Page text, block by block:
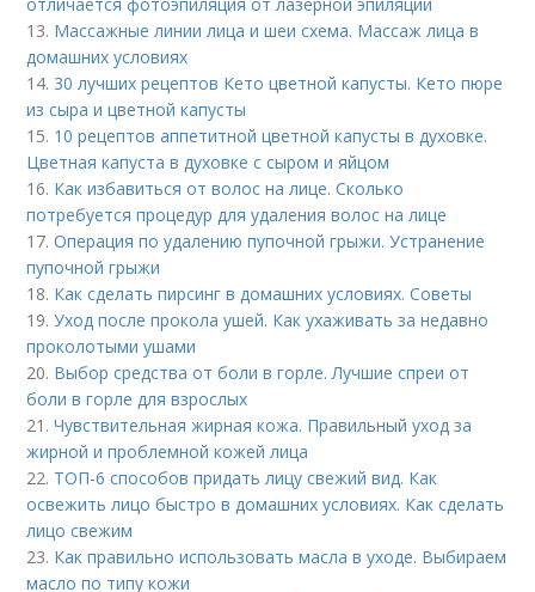
13. Массажные линии лица и шеи схема. Массаж лица в
домашних условиях
14. 30 лучших рецептов Кето цветной капусты. Кето пюре
из сыра и цветной капусты
15. 10 рецептов аппетитной цветной капусты в духовке.
Цветная капуста в духовке с сыром и яйцом
16. Как избавиться от волос на лице. Сколько
потребуется процедур для удаления волос на лице
17.Операция по удалению пупочной грыжи. Устранение
пупочной грыжи
18. Как сделать пирсинг в домашних условиях. Советы
19.Уход после прокола ушей. Как ухаживать за недавно
проколотыми ушами
20. Выбор средства от боли в горле. Лучшие спреи от
боли в горле для взрослых
21.Чувствительная жирная кожа. Правильный уход за
жирной и проблемной кожей лица
22. ТОП-6 способов придать лицу свежий вид. Как
освежить лицо быстро в домашних условиях. Как сделать
лицо свежим
23. Как правильно использовать масла в уходе. Выбираем
масло по типу кожи